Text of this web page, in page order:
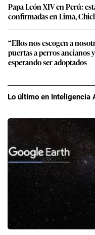
Papa León XIV en Perú:
confirmadas en Lima,
“Ellos nos escogen a
puertas a perros ancianos
esperando ser adoptados
Lo último en Inteligencia